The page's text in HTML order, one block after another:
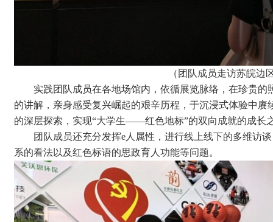
（ 团队成员走访苏皖边
实践团队成员在各地场馆内，依循展览脉络，在珍贵
的讲解，亲身感受复兴崛起的艰辛历程，于沉浸式体验中
的深层探索，实现“大学生——红色地标”的双向成就的成长
团队成员还充分发挥e人属性，进行线上线下的多维访
系的看法以及红色标语的思政育人功能等问题。